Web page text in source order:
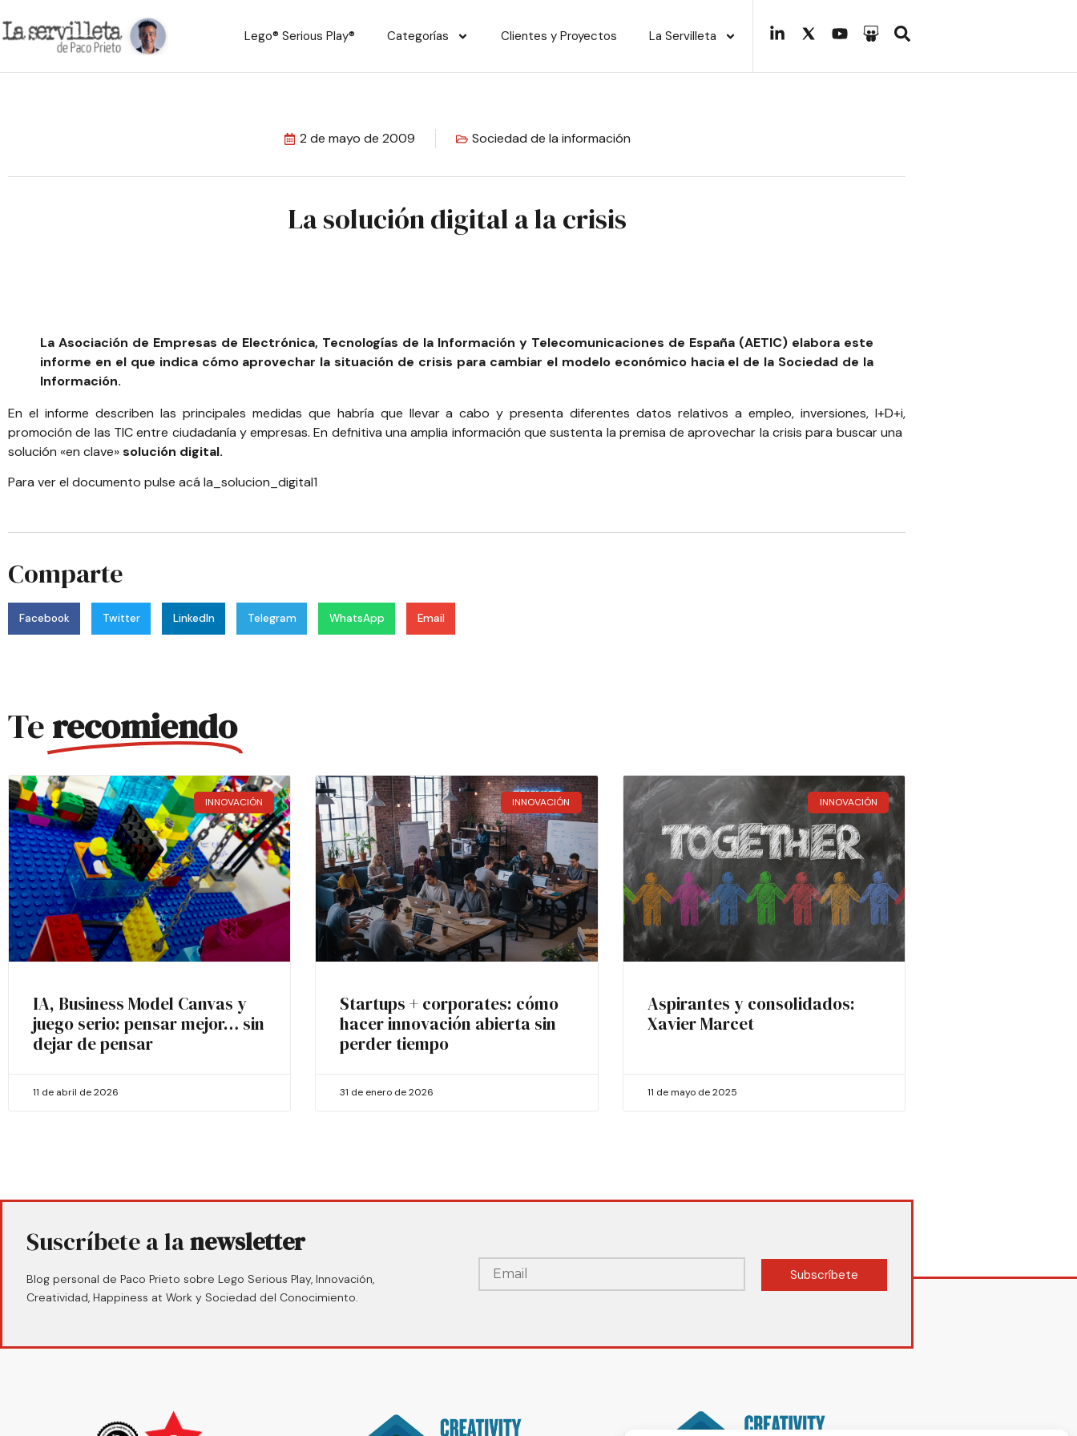
Lego® Serious Play® Categorías Clientes y Proyectos La Servilleta
2 de mayo de 2009 Sociedad de la información
La solución digital a la crisis
La Asociación de Empresas de Electrónica, Tecnologías de la Información y Telecomunicaciones de España (AETIC) elabora este
informe en el que indica cómo aprovechar la situación de crisis para cambiar el modelo económico hacia el de la Sociedad de la
Información.
En el informe describen las principales medidas que habría que llevar a cabo y presenta diferentes datos relativos a empleo, inversiones, I+D+i,
promoción de las TIC entre ciudadanía y empresas. En defnitiva una amplia información que sustenta la premisa de aprovechar la crisis para buscar una
solución «en clave»solución digital.
Para ver el documento pulse acá la_solucion_digital1
Comparte
Facebook Twitter LinkedIn Telegram WhatsApp Email
Terecomiendo
INNOVACIÓN
IA, Business Model Canvas y
juego serio: pensar mejor… sin
dejar de pensar
11 de abril de 2026
INNOVACIÓN
Startups + corporates: cómo
hacer innovación abierta sin
perder tiempo
31 de enero de 2026
INNOVACIÓN
Aspirantes y consolidados:
Xavier Marcet
11 de mayo de 2025
Suscríbete a lanewsletter
Blog personal de Paco Prieto sobre Lego Serious Play, Innovación,
Creatividad, Happiness at Work y Sociedad del Conocimiento.
Subscríbete